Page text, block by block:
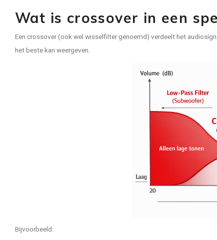
Wat is crossover in een
Een crossover (ook wel wisselfilter genoemd) verdeelt het
het beste kan weergeven.
Bijvoorbeeld: